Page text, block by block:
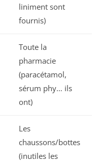
liniment sont
fournis)
Toute la
pharmacie
(paracétamol,
sérum phy… ils
ont)
Les
chaussons/bottes
(inutiles les